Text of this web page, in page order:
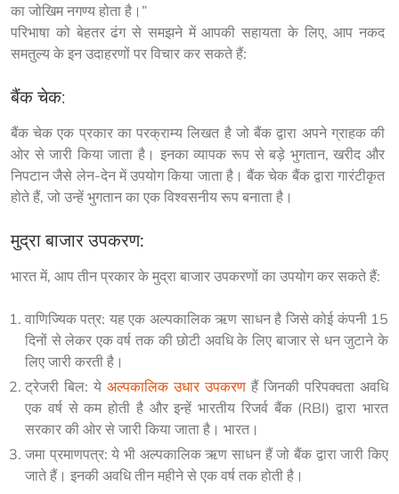
का जोखिम नगण्य होता है।”
परिभाषा को बेहतर ढंग से समझने में आपकी सहायता के लिए, आप नकद
समतुल्य के इन उदाहरणों पर विचार कर सकते हैं:
बैंक चेक:
बैंक चेक एक प्रकार का परक्राम्य लिखत है जो बैंक द्वारा अपने ग्राहक की
ओर से जारी किया जाता है। इनका व्यापक रूप से बड़े भुगतान, खरीद और
निपटान जैसे लेन-देन में उपयोग किया जाता है। बैंक चेक बैंक द्वारा गारंटीकृत
मुद्रा बाजार उपकरण:
भारत में, आप तीन प्रकार के मुद्रा बाजार उपकरणों का उपयोग कर सकते हैं:
वाणिज्यिक पत्र: यह एक अल्पकालिक ऋण साधन है जिसे कोई कंपनी 15
दिनों से लेकर एक वर्ष तक की छोटी अवधि के लिए बाजार से धन जुटाने के
लिए जारी करती है।
ट्रेजरी बिल: ये अल्पकालिक उधार उपकरण हैं जिनकी परिपक्वता अवधि
एक वर्ष से कम होती है और इन्हें भारतीय रिजर्व बैंक (RBI) द्वारा भारत
सरकार की ओर से जारी किया जाता है। भारत।
जमा प्रमाणपत्र: ये भी अल्पकालिक ऋण साधन हैं जो बैंक द्वारा जारी किए
जाते हैं। इनकी अवधि तीन महीने से एक वर्ष तक होती है।